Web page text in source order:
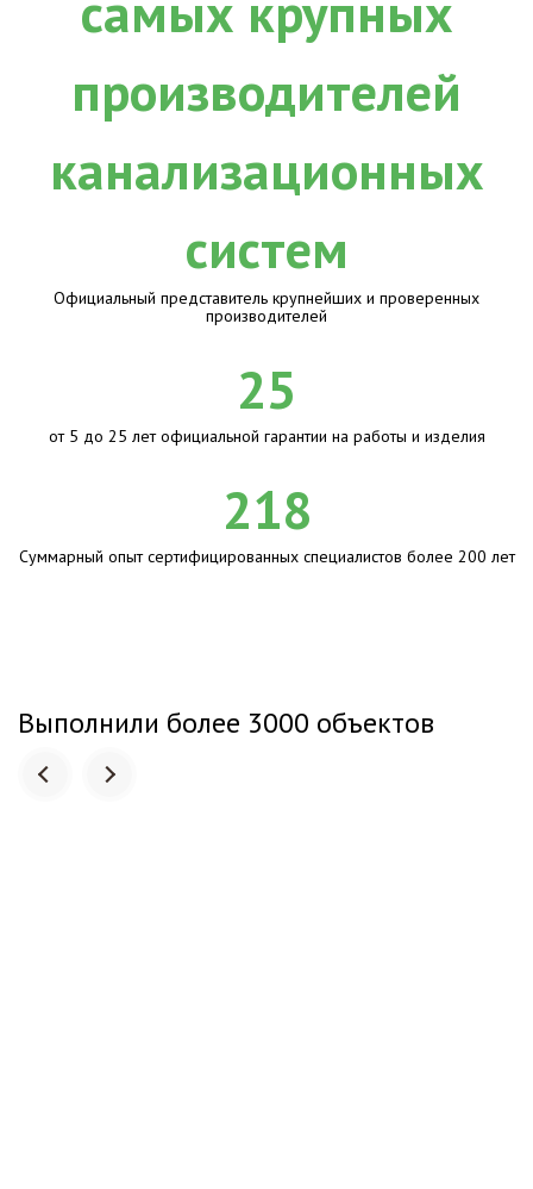
Официальный представитель крупнейших и проверенных
производителей
25
от 5 до 25 лет официальной гарантии на работы и изделия
218
Суммарный опыт сертифицированных специалистов более 200 лет
Выполнили более 3000 объектов